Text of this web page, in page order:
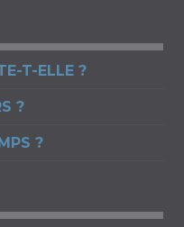
T-ELLE ?
?
?